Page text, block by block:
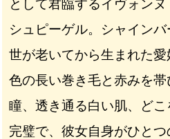
として君臨するイヴォン
シュピーゲル。シャイン
世が老いてから生まれた
色の長い巻き毛と赤みを
瞳、透き通る白い肌、ど
完璧で、彼女自身がひと